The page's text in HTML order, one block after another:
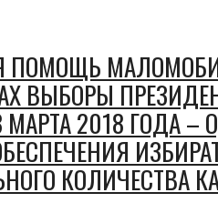
ПОМОЩЬ
ВЫБОРЫ
МАРТА 2018 ГОДА
КОЛИЧЕСТВА